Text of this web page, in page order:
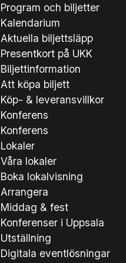
Program och biljetter
Kalendarium
Aktuella biljettsläpp
Presentkort på UKK
Biljettinformation
Att köpa biljett
Köp- & leveransvillkor
Konferens
Konferens
Lokaler
Våra lokaler
Boka lokalvisning
Arrangera
Middag & fest
Konferenser i Uppsala
Utställning
Digitala eventlösningar